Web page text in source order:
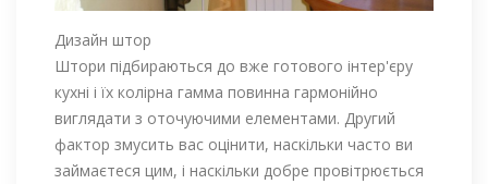
Дизайн штор
Штори підбираються до вже готового інтер'єру
кухні і їх колірна гамма повинна гармонійно
виглядати з оточуючими елементами. Другий
фактор змусить вас оцінити, наскільки часто ви
займаєтеся цим, і наскільки добре провітрюється